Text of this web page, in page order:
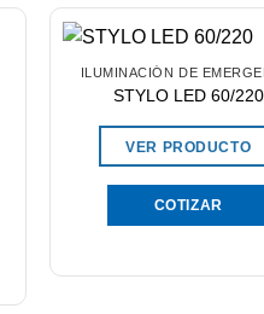
ILUMINACIÓN DE
STYLO LED 60/220
VER PRODUCTO
COTIZAR